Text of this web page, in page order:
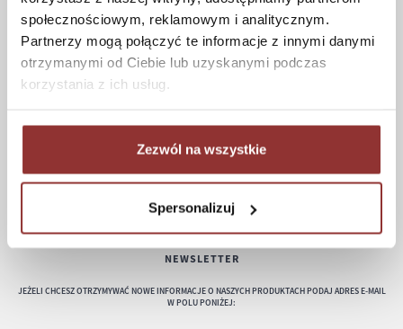
społecznościowym, reklamowym i analitycznym.
Partnerzy mogą połączyć te informacje z innymi danymi
otrzymanymi od Ciebie lub uzyskanymi podczas
korzystania z ich usług.
Zezwól na wszystkie
Spersonalizuj
POMOC
Regulamin
Konserwacja i czyszczenie
Kontakt
NEWSLETTER
JEŻELI CHCESZ OTRZYMYWAĆ NOWE INFORMACJE O NASZYCH PRODUKTACH PODAJ ADRES E-MAIL
W POLU PONIŻEJ: